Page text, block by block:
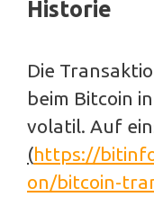
Historie
Die
beim Bitcoin
volatil. Auf
(https://
on/bitcoin-